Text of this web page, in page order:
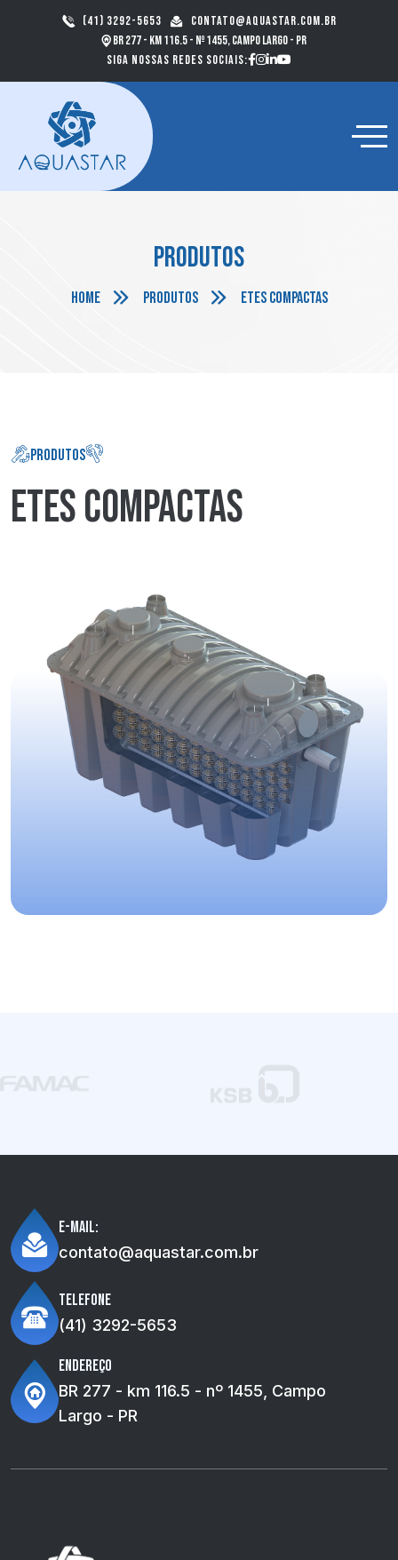
(41) 3292-5653
contato@aquastar.com.br
BR 277 - km 116.5 - nº 1455, Campo Largo - PR
Siga nossas redes sociais:
Produtos
Home Produtos ETEs Compactas
PRODUTOS
ETES COMPACTAS
E-mail:
contato@aquastar.com.br
Telefone
(41) 3292-5653
Endereço
BR 277 - km 116.5 - nº 1455, Campo
Largo - PR